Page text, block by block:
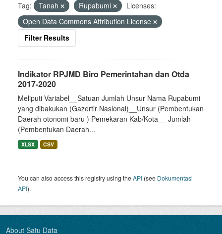
Tag:
Tanah Rupabumi
Licenses:
Open Data Commons Attribution License
Filter Results
Indikator RPJMD Biro Pemerintahan dan Otda
2017-2020
Meliputi Variabel__Satuan Jumlah Unsur Nama Rupabumi
yang dibakukan (Gazertir Nasional)__Unsur (Pembentukan
Daerah otonomi baru ) Pemekaran Kab/Kota__ Jumlah
(Pembentukan Daerah...
XLSX CSV
You can also access this registry using theAPI (see Dokumentasi
API).
About Satu Data